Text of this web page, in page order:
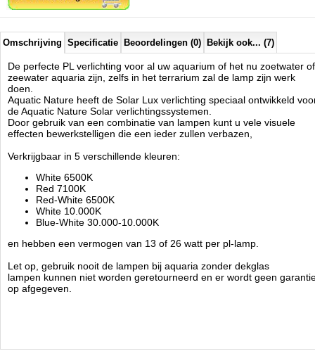
Omschrijving Specificatie Beoordelingen (0) Bekijk ook... (7)
De perfecte PL verlichting voor al uw aquarium of het nu zoetwater of
zeewater aquaria zijn, zelfs in het terrarium zal de lamp zijn werk
doen.
Aquatic Nature heeft de Solar Lux verlichting speciaal ontwikkeld
de Aquatic Nature Solar verlichtingssystemen.
Door gebruik van een combinatie van lampen kunt u vele visuele
effecten bewerkstelligen die een ieder zullen verbazen,
Verkrijgbaar in 5 verschillende kleuren:
White 6500K
Red 7100K
Red-White 6500K
White 10.000K
Blue-White 30.000-10.000K
en hebben een vermogen van 13 of 26 watt per pl-lamp.
Let op, gebruik nooit de lampen bij aquaria zonder dekglas
lampen kunnen niet worden geretourneerd en er wordt geen
op afgegeven.